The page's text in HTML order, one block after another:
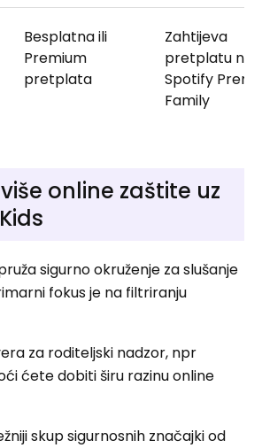
Besplatna ili
Premium
pretplata
Zahtijeva
pretplatu na
Spotify
Family
online zaštite uz
sigurno okruženje za slušanje
fokus je na filtriranju
za roditeljski nadzor, npr
ćete dobiti širu razinu online
skup sigurnosnih značajki od